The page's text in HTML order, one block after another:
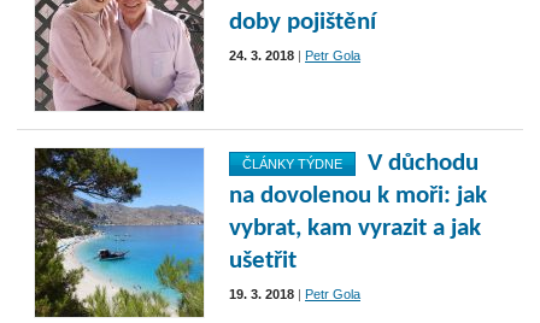
doby pojištění
24. 3. 2018 Petr Gola
ČLÁNKY TÝDNE
V důchodu
na dovolenou k moři: jak
vybrat, kam vyrazit a jak
ušetřit
19. 3. 2018 Petr Gola